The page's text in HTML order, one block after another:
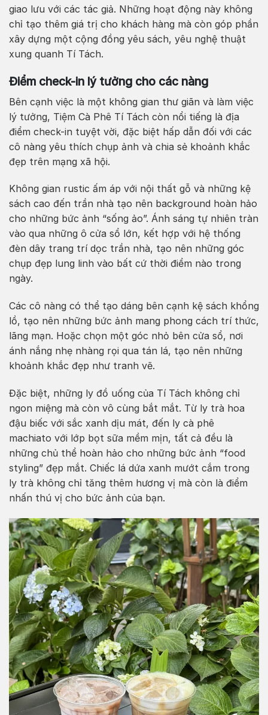
giao lưu với các tác giả. Những hoạt động này không
chỉ tạo thêm giá trị cho khách hàng mà còn góp phần
xây dựng một cộng đồng yêu sách, yêu nghệ thuật
xung quanh Tí Tách.
Điểm check-in lý tưởng cho các nàng
Bên cạnh việc là một không gian thư giãn và làm việc
lý tưởng, Tiệm Cà Phê Tí Tách còn nổi tiếng là địa
điểm check-in tuyệt vời, đặc biệt hấp dẫn đối với các
cô nàng yêu thích chụp ảnh và chia sẻ khoảnh khắc
đẹp trên mạng xã hội.
Không gian rustic ấm áp với nội thất gỗ và những kệ
sách cao đến trần nhà tạo nên background hoàn hảo
cho những bức ảnh “sống ảo”. Ánh sáng tự nhiên tràn
vào qua những ô cửa sổ lớn, kết hợp với hệ thống
đèn dây trang trí dọc trần nhà, tạo nên những góc
chụp đẹp lung linh vào bất cứ thời điểm nào trong
ngày.
Các cô nàng có thể tạo dáng bên cạnh kệ sách khổng
lồ, tạo nên những bức ảnh mang phong cách trí thức,
lãng mạn. Hoặc chọn một góc nhỏ bên cửa sổ, nơi
ánh nắng nhẹ nhàng rọi qua tán lá, tạo nên những
khoảnh khắc đẹp như tranh vẽ.
Đặc biệt, những ly đồ uống của Tí Tách không chỉ
ngon miệng mà còn vô cùng bắt mắt. Từ ly trà hoa
đậu biếc với sắc xanh dịu mát, đến ly cà phê
machiato với lớp bọt sữa mềm mịn, tất cả đều là
những chủ thể hoàn hảo cho những bức ảnh “food
styling” đẹp mắt. Chiếc lá dứa xanh mướt cắm trong
ly trà không chỉ tăng thêm hương vị mà còn là điểm
nhấn thú vị cho bức ảnh của bạn.